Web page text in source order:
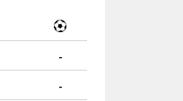
-
-